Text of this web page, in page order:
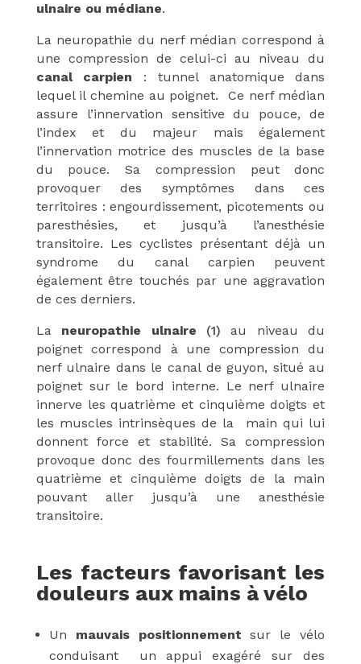
ulnaire ou médiane.
La neuropathie du nerf médian correspond à
une compression de celui-ci au niveau du
canal carpien : tunnel anatomique dans
lequel il chemine au poignet. Ce nerf médian
assure l’innervation sensitive du pouce, de
l’index et du majeur mais également
l’innervation motrice des muscles de la base
du pouce. Sa compression peut donc
provoquer des symptômes dans ces
territoires : engourdissement, picotements ou
paresthésies, et jusqu’à l’anesthésie
transitoire. Les cyclistes présentant déjà un
syndrome du canal carpien peuvent
également être touchés par une aggravation
de ces derniers.
La neuropathie ulnaire (1) au niveau du
poignet correspond à une compression du
nerf ulnaire dans le canal de guyon, situé au
poignet sur le bord interne. Le nerf ulnaire
innerve les quatrième et cinquième doigts et
les muscles intrinsèques de la main qui lui
donnent force et stabilité. Sa compression
provoque donc des fourmillements dans les
quatrième et cinquième doigts de la main
pouvant aller jusqu’à une anesthésie
transitoire.
Les facteurs favorisant les
douleurs aux mains à vélo
Un mauvais positionnement sur le vélo
conduisant un appui exagéré sur des